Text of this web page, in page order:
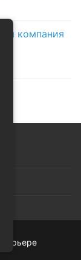
компания